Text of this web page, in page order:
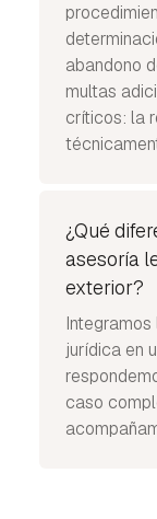
abandono
multas
críticos: la
¿Qué
asesoría
exterior?
jurídica en
caso